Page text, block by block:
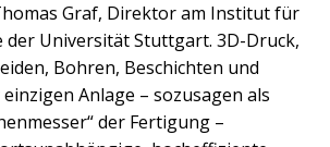
Graf, Direktor am Institut für
der Universität Stuttgart. 3D-Druck,
Bohren, Beschichten und
Anlage – sozusagen als
der Fertigung –